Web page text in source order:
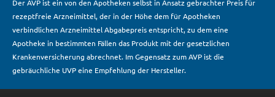
Der AVP ist ein von den Apotheken selbst in Ansatz gebrachter Preis für
rezeptfreie Arzneimittel, der in der Höhe dem für Apotheken
verbindlichen Arzneimittel Abgabepreis entspricht, zu dem eine
Apotheke in bestimmten Fällen das Produkt mit der gesetzlichen
Krankenversicherung abrechnet. Im Gegensatz zum AVP ist die
gebräuchliche UVP eine Empfehlung der Hersteller.